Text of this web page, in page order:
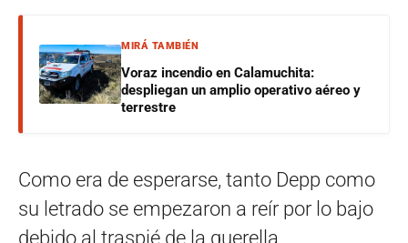
MIRÁ TAMBIÉN
Voraz incendio en Calamuchita:
despliegan un amplio operativo aéreo y
terrestre
Como era de esperarse, tanto Depp como
su letrado se empezaron a reír por lo bajo
debido al traspié de la querella.